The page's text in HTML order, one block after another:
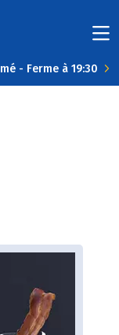
- Ferme à 19:30